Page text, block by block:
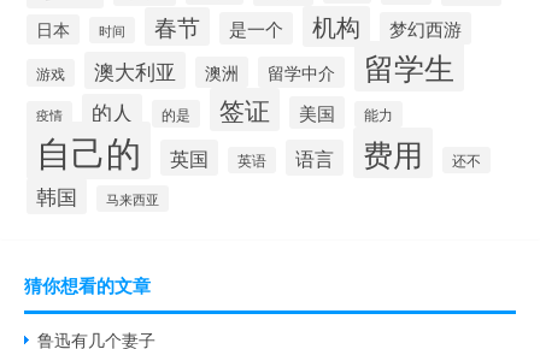
日本 时间 春节 是一个 机构 梦幻西游
游戏 澳大利亚 澳洲 留学中介 留学生
疫情 的人 的是 签证 美国 能力
自己的 英国 英语 语言 费用 还不
韩国 马来西亚
猜你想看的文章
鲁迅有几个妻子